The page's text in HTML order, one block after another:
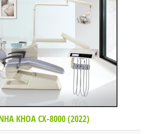
KHOA CX-8000 (2022)